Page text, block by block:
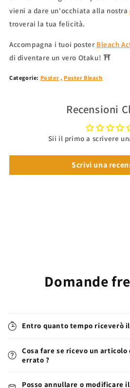
vieni a dare un'occhiata alla nostra
troverai la tua felicità.
Accompagna i tuoi poster Bleach
di diventare un vero Otaku! ⛩
Categorie: Poster , Poster Bleach
Recensioni
Sii il primo a scrivere
Scrivi una
Domande
Entro quanto tempo riceverò
Cosa fare se ricevo un
errato ?
Posso annullare o modificare